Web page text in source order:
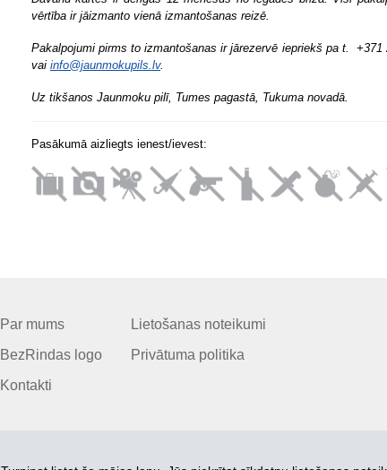
vērtība ir jāizmanto vienā izmantošanas reizē.
Pakalpojumi pirms to izmantošanas ir jārezervē iepriekš pa t. +371
vai info@jaunmokupils.lv.
Uz tikšanos Jaunmoku pilī, Tumes pagastā, Tukuma novadā.
Pasākumā aizliegts ienest/ievest:
Par mums
BezRindas logo
Kontakti
Lietošanas noteikumi
Privātuma politika